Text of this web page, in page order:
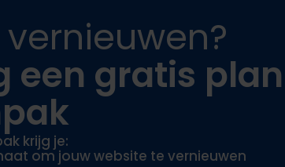
een gratis plan
krijg je:
om jouw website te vernieuwen